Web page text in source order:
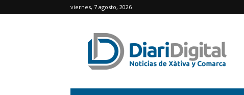
viernes, 7 agosto, 2026